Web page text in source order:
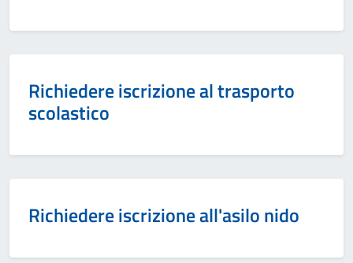
Richiedere iscrizione al trasporto
scolastico
Richiedere iscrizione all'asilo nido